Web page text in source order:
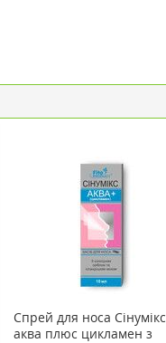
Спрей для носа Сінумікс
аква плюс цикламен з